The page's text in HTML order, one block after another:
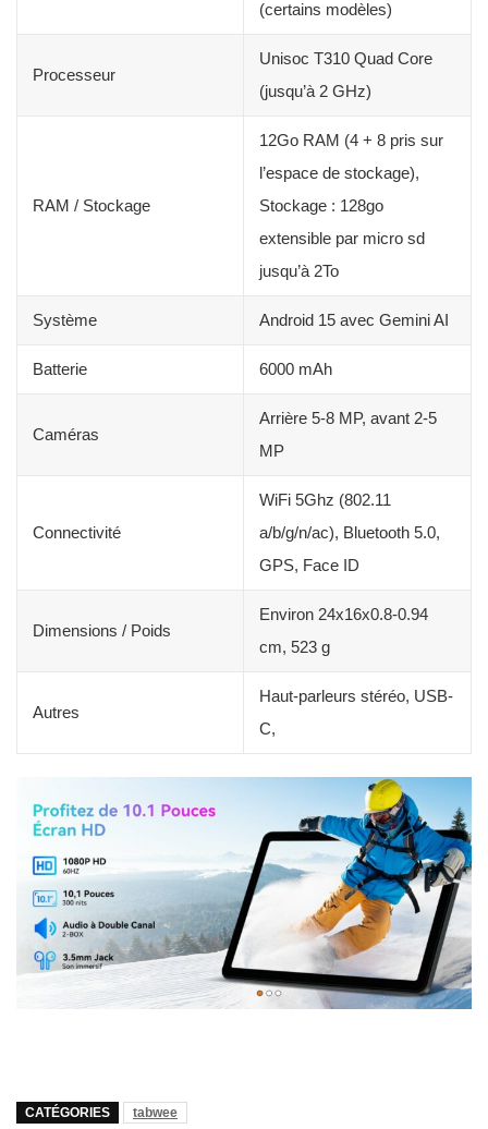
(certains modèles)
Processeur
Unisoc T310 Quad Core
(jusqu’à 2 GHz)
RAM / Stockage
12Go RAM (4 + 8 pris sur
l’espace de stockage),
Stockage : 128go
extensible par micro sd
jusqu’à 2To
Système Android 15 avec Gemini AI
Batterie 6000 mAh
Caméras
Arrière 5-8 MP, avant 2-5
MP
Connectivité
WiFi 5Ghz (802.11
a/b/g/n/ac), Bluetooth 5.0,
GPS, Face ID
Dimensions / Poids
Environ 24x16x0.8-0.94
cm, 523 g
Autres
Haut-parleurs stéréo, USB-
C,
CATÉGORIES tabwee